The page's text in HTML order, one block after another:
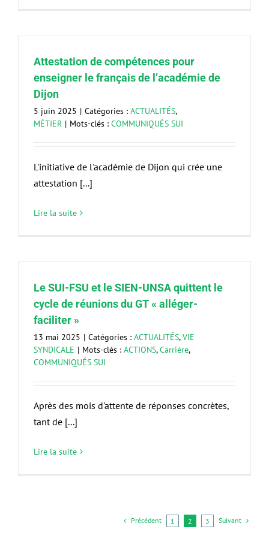
Attestation de compétences pour
enseigner le français de l’académie de
Dijon
5 juin 2025 | Catégories : ACTUALITÉS,
MÉTIER | Mots-clés : COMMUNIQUÉS SUI
L'initiative de l'académie de Dijon qui crée une
attestation [...]
Lire la suite
Le SUI-FSU et le SIEN-UNSA quittent le
cycle de réunions du GT « alléger-
faciliter »
13 mai 2025 | Catégories : ACTUALITÉS,VIE
SYNDICALE | Mots-clés : ACTIONS,Carrière,
COMMUNIQUÉS SUI
Après des mois d'attente de réponses concrètes,
tant de [...]
Lire la suite
Précédent 1 2 3 Suivant